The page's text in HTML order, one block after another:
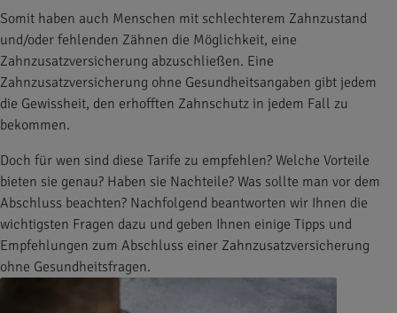
Somit haben auch Menschen mit schlechterem Zahnzustand
und/oder fehlenden Zähnen die Möglichkeit, eine
Zahnzusatzversicherung abzuschließen. Eine
Zahnzusatzversicherung ohne Gesundheitsangaben gibt jedem
die Gewissheit, den erhofften Zahnschutz in jedem Fall zu
bekommen.
Doch für wen sind diese Tarife zu empfehlen? Welche Vorteile
bieten sie genau? Haben sie Nachteile? Was sollte man vor dem
Abschluss beachten? Nachfolgend beantworten wir Ihnen die
wichtigsten Fragen dazu und geben Ihnen einige Tipps und
Empfehlungen zum Abschluss einer Zahnzusatzversicherung
ohne Gesundheitsfragen.